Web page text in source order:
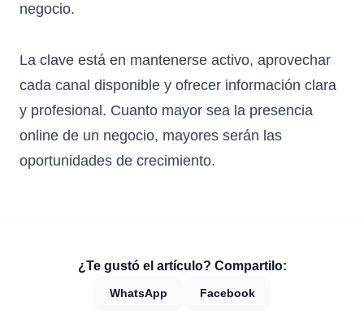
negocio.
La clave está en mantenerse activo, aprovechar
cada canal disponible y ofrecer información clara
y profesional. Cuanto mayor sea la presencia
online de un negocio, mayores serán las
oportunidades de crecimiento.
¿Te gustó el artículo? Compartilo:
WhatsApp Facebook